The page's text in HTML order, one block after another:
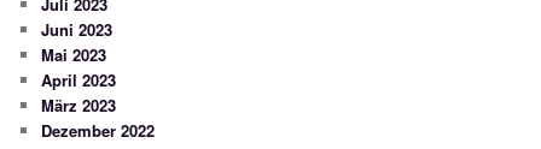
Juli 2023
Juni 2023
Mai 2023
April 2023
März 2023
Dezember 2022